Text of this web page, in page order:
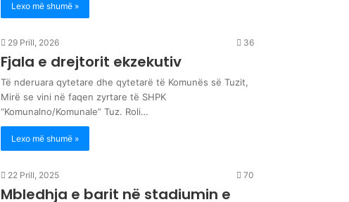
Lexo më shumë »
29 Prill, 2026 36
Fjala e drejtorit ekzekutiv
Të nderuara qytetare dhe qytetarë të Komunës së Tuzit,
Mirë se vini në faqen zyrtare të SHPK
“Komunalno/Komunale” Tuz. Roli…
Lexo më shumë »
22 Prill, 2025 70
Mbledhja e barit në stadiumin e